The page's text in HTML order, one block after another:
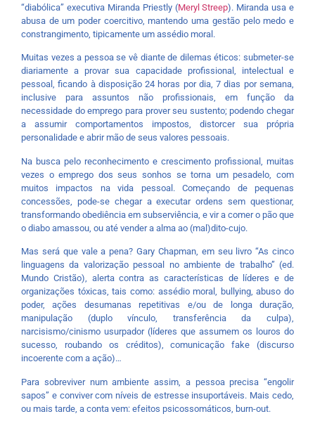
“diabólica” executiva Miranda Priestly (Meryl Streep). Miranda usa e
abusa de um poder coercitivo, mantendo uma gestão pelo medo e
constrangimento, tipicamente um assédio moral.
Muitas vezes a pessoa se vê diante de dilemas éticos: submeter-se
diariamente a provar sua capacidade profissional, intelectual e
pessoal, ficando à disposição 24 horas por dia, 7 dias por semana,
inclusive para assuntos não profissionais, em função da
necessidade do emprego para prover seu sustento; podendo chegar
a assumir comportamentos impostos, distorcer sua própria
personalidade e abrir mão de seus valores pessoais.
Na busca pelo reconhecimento e crescimento profissional, muitas
vezes o emprego dos seus sonhos se torna um pesadelo, com
muitos impactos na vida pessoal. Começando de pequenas
concessões, pode-se chegar a executar ordens sem questionar,
transformando obediência em subserviência, e vir a comer o pão que
o diabo amassou, ou até vender a alma ao (mal)dito-cujo.
Mas será que vale a pena? Gary Chapman, em seu livro “As cinco
linguagens da valorização pessoal no ambiente de trabalho” (ed.
Mundo Cristão), alerta contra as características de líderes e de
organizações tóxicas, tais como: assédio moral, bullying, abuso do
poder, ações desumanas repetitivas e/ou de longa duração,
manipulação (duplo vínculo, transferência da culpa),
narcisismo/cinismo usurpador (líderes que assumem os louros do
sucesso, roubando os créditos), comunicação fake (discurso
incoerente com a ação)…
Para sobreviver num ambiente assim, a pessoa precisa “engolir
sapos” e conviver com níveis de estresse insuportáveis. Mais cedo,
ou mais tarde, a conta vem: efeitos psicossomáticos, burn-out.